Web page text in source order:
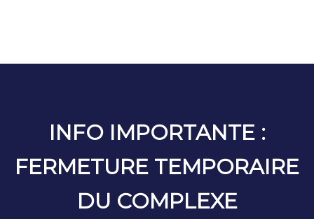
INFO IMPORTANTE :
FERMETURE TEMPORAIRE
DU COMPLEXE